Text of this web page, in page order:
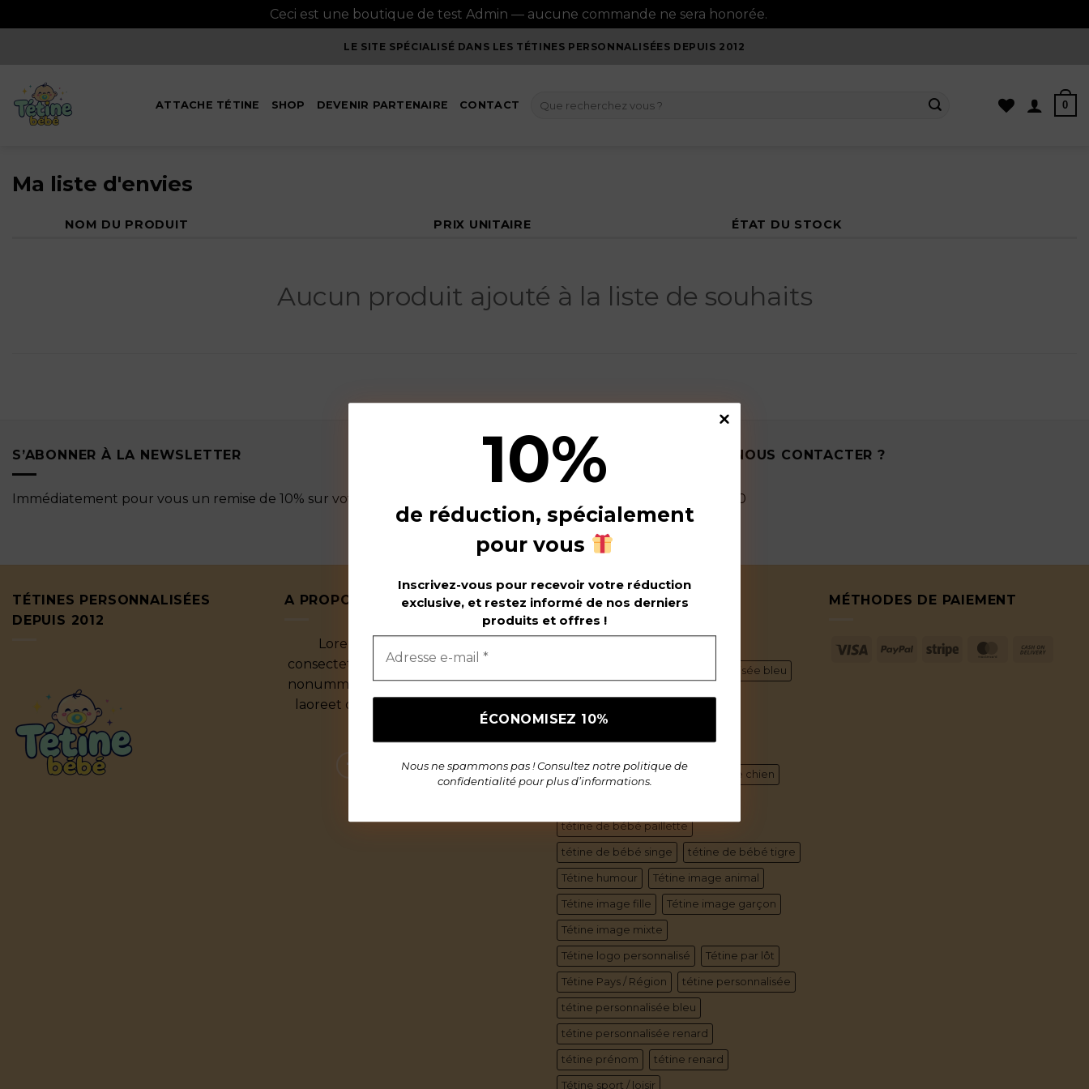
Ceci est une boutique de test Admin — aucune commande ne sera honorée.
LE SITE SPÉCIALISÉ DANS LES TÉTINES PERSONNALISÉES DEPUIS 2012
ATTACHE TÉTINE SHOP DEVENIR PARTENAIRE CONTACT
Recherche
pour :
0
Ma liste d'envies
NOM DU PRODUIT PRIX UNITAIRE ÉTAT DU STOCK
Aucun produit ajouté à la liste de souhaits
10%
de réduction, spécialement
pour vous
Inscrivez-vous pour recevoir votre réduction
exclusive, et restez informé de nos derniers
produits et offres !
Nous ne spammons pas ! Consultez notrepolitique de
confidentialitépour plus d’informations.
S’ABONNER À LA NEWSLETTER
Immédiatement pour vous un remise de 10% sur votre première commande.
VOUS-AVEZ BESOIN DE NOUS CONTACTER ?
06.56.76.11.70
cdjs.france@yahoo.fr
TÉTINES PERSONNALISÉES
DEPUIS 2012
A PROPOS DE TÉTINE BÉBÉ
Lorem ipsum dolor sit amet,
consectetuer adipiscing elit, sed diam
nonummy nibh euismod tincidunt ut
laoreet dolore magna aliquam erat
TÉTINES EN COULEURS
sucette personnalisée bleu
sucette renard sucette singe
sucette tigre
tétine chat personnalisée tétine chien
tétine de bébé paillette
tétine de bébé singe tétine de bébé tigre
Tétine humour Tétine image animal
Tétine image fille Tétine image garçon
Tétine image mixte
Tétine logo personnalisé Tétine par lôt
Tétine Pays / Région tétine personnalisée
tétine personnalisée bleu
tétine personnalisée renard
tétine prénom tétine renard
Tétine sport / loisir
MÉTHODES DE PAIEMENT
Visa PayPalStripe MasterCard